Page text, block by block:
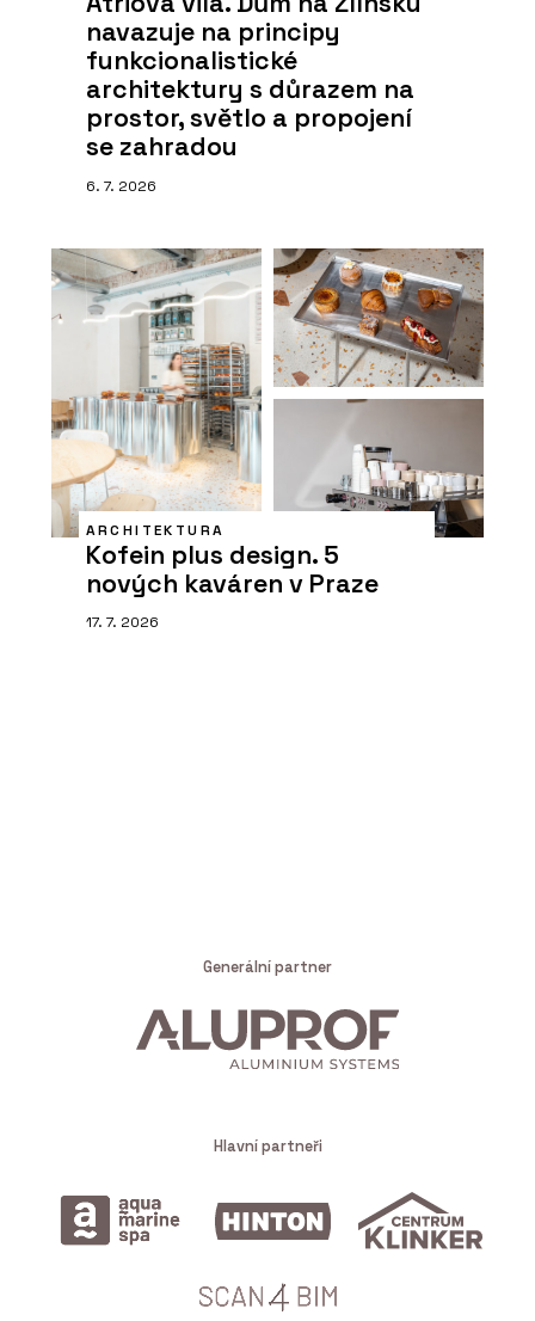
navazuje na principy
funkcionalistické
architektury s důrazem na
prostor, světlo a propojení
se zahradou
6. 7. 2026
ARCHITEKTURA
Kofein plus design. 5
nových kaváren v Praze
17. 7. 2026
Generální partner
Hlavní partneři